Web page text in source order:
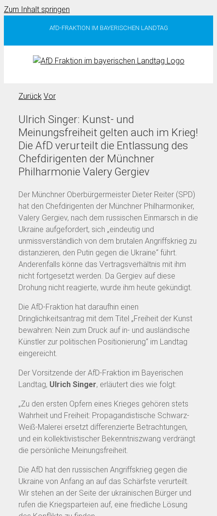
Zum Inhalt springen
AfD-FRAKTION IM BAYERISCHEN LANDTAG
Zurück Vor
Ulrich Singer: Kunst- und
Meinungsfreiheit gelten auch im Krieg!
Die AfD verurteilt die Entlassung des
Chefdirigenten der Münchner
Philharmonie Valery Gergiev
Der Münchner Oberbürgermeister Dieter Reiter (SPD)
hat den Chefdirigenten der Münchner Philharmoniker,
Valery Gergiev, nach dem russischen Einmarsch in die
Ukraine aufgefordert, sich „eindeutig und
unmissverständlich von dem brutalen Angriffskrieg zu
distanzieren, den Putin gegen die Ukraine“ führt.
Anderenfalls könne das Vertragsverhältnis mit ihm
nicht fortgesetzt werden. Da Gergiev auf diese
Drohung nicht reagierte, wurde ihm heute gekündigt.
Die AfD-Fraktion hat daraufhin einen
Dringlichkeitsantrag mit dem Titel „Freiheit der Kunst
bewahren: Nein zum Druck auf in- und ausländische
Künstler zur politischen Positionierung“ im Landtag
eingereicht.
Der Vorsitzende der AfD-Fraktion im Bayerischen
Landtag, Ulrich Singer, erläutert dies wie folgt:
„Zu den ersten Opfern eines Krieges gehören stets
Wahrheit und Freiheit: Propagandistische Schwarz-
Weiß-Malerei ersetzt differenzierte Betrachtungen,
und ein kollektivistischer Bekenntniszwang verdrängt
die persönliche Meinungsfreiheit.
Die AfD hat den russischen Angriffskrieg gegen die
Ukraine von Anfang an auf das Schärfste verurteilt.
Wir stehen an der Seite der ukrainischen Bürger und
rufen die Kriegsparteien auf, eine friedliche Lösung